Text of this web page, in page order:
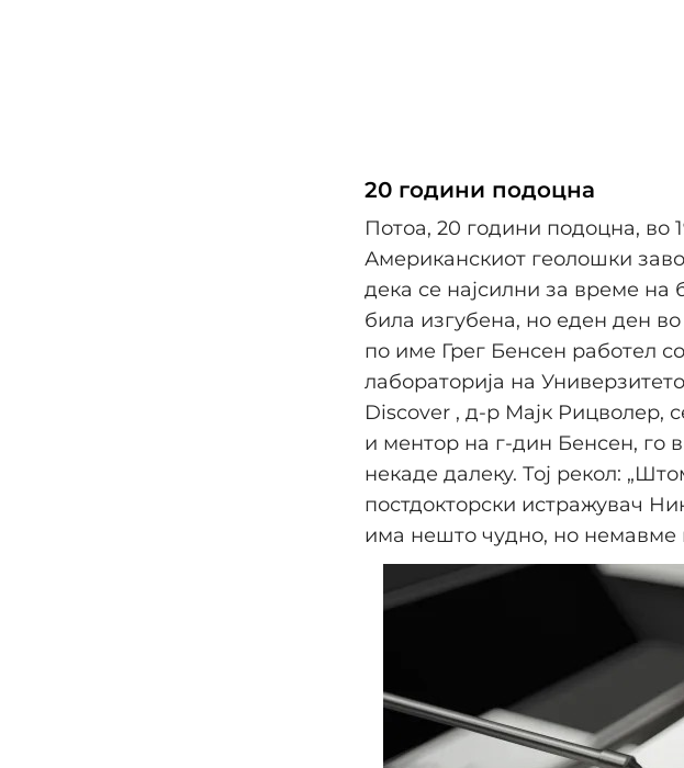
20 години подоцна
Потоа, 20 години подоцна, во
Американскиот геолошки
дека се најсилни за време на
била изгубена, но еден ден
по име Грег Бенсен работел
лабораторија на
Discover , д-р Мајк Рицволер,
и ментор на г-дин Бенсен, го
некаде далеку. Тој рекол:
постдокторски истражувач
има нешто чудно, но немавме